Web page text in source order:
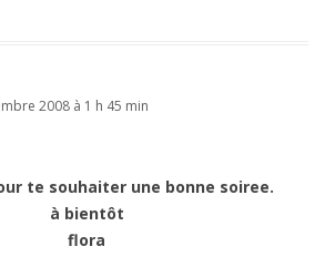
2008 à 1 h 45 min
te souhaiter une bonne soiree.
à bientôt
flora